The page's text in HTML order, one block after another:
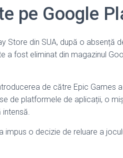
pe Google
Store din SUA, după o absență
a fost eliminat din magazinul
de către Epic Games
de platformele de aplicații, o
impus o decizie de reluare a